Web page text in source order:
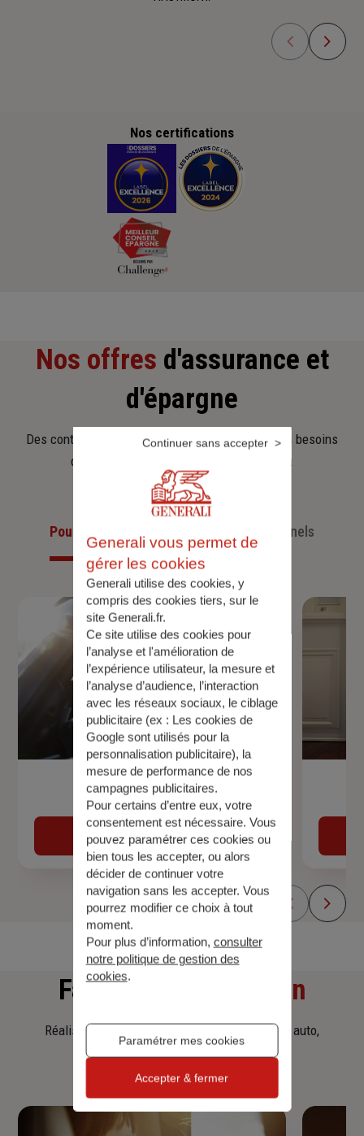
Nos certifications
Nos offres d'assurance et
d'épargne
Des contrats clairs et flexibles pour sécuriser vos besoins
d’aujourd’hui et anticiper ceux de demain.
Pour les particuliers Pour les professionnels
Assurance Auto
Découvrir
Faites une simulation
Réalisez une simulation tarifaire d'assurance, auto,
Generali vous permet de
gérer les cookies
Generali utilise des cookies, y
compris des cookies tiers, sur le
site Generali.fr.
Ce site utilise des cookies pour
l’analyse et l'amélioration de
l’expérience utilisateur, la mesure et
l’analyse d’audience, l’interaction
avec les réseaux sociaux, le ciblage
publicitaire (ex : Les cookies de
Google sont utilisés pour la
personnalisation publicitaire), la
mesure de performance de nos
campagnes publicitaires.
Pour certains d’entre eux, votre
consentement est nécessaire. Vous
pouvez paramétrer ces cookies ou
bien tous les accepter, ou alors
décider de continuer votre
navigation sans les accepter. Vous
pourrez modifier ce choix à tout
moment.
Pour plus d’information, consulter
notre politique de gestion des
cookies.
Paramétrer mes cookies
Continuer sans accepter
Accepter & fermer